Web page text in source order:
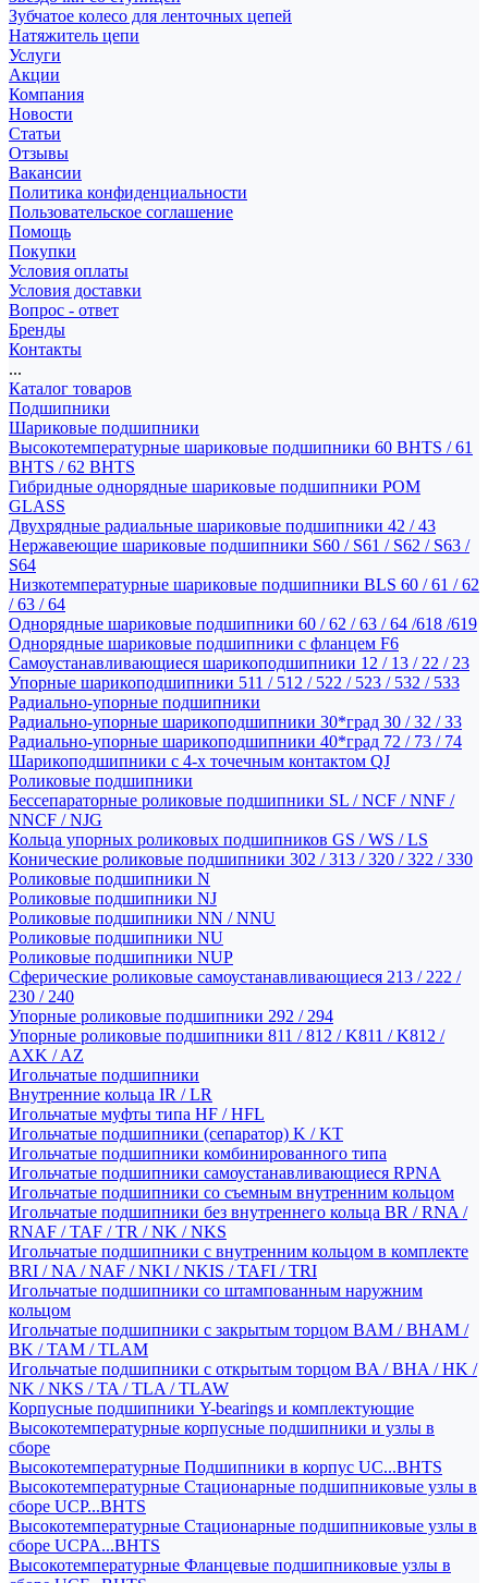
Зубчатое колесо для ленточных цепей
Натяжитель цепи
Услуги
Акции
Компания
Новости
Статьи
Отзывы
Вакансии
Политика конфиденциальности
Пользовательское соглашение
Помощь
Покупки
Условия оплаты
Условия доставки
Вопрос - ответ
Бренды
Контакты
...
Каталог товаров
Подшипники
Шариковые подшипники
Высокотемпературные шариковые подшипники 60 BHTS / 61
BHTS / 62 BHTS
Гибридные однорядные шариковые подшипники POM
GLASS
Двухрядные радиальные шариковые подшипники 42 / 43
Нержавеющие шариковые подшипники S60 / S61 / S62 / S63 /
S64
Низкотемпературные шариковые подшипники BLS 60 / 61 / 62
/ 63 / 64
Однорядные шариковые подшипники 60 / 62 / 63 / 64 /618 /619
Однорядные шариковые подшипники с фланцем F6
Самоустанавливающиеся шарикоподшипники 12 / 13 / 22 / 23
Упорные шарикоподшипники 511 / 512 / 522 / 523 / 532 / 533
Радиально-упорные подшипники
Радиально-упорные шарикоподшипники 30*град 30 / 32 / 33
Радиально-упорные шарикоподшипники 40*град 72 / 73 / 74
Шарикоподшипники с 4-х точечным контактом QJ
Роликовые подшипники
Бессепараторные роликовые подшипники SL / NCF / NNF /
NNCF / NJG
Кольца упорных роликовых подшипников GS / WS / LS
Конические роликовые подшипники 302 / 313 / 320 / 322 / 330
Роликовые подшипники N
Роликовые подшипники NJ
Роликовые подшипники NN / NNU
Роликовые подшипники NU
Роликовые подшипники NUP
Сферические роликовые самоустанавливающиеся 213 / 222 /
230 / 240
Упорные роликовые подшипники 292 / 294
Упорные роликовые подшипники 811 / 812 / K811 / K812 /
AXK / AZ
Игольчатые подшипники
Внутренние кольца IR / LR
Игольчатые муфты типа HF / HFL
Игольчатые подшипники (сепаратор) K / KT
Игольчатые подшипники комбинированного типа
Игольчатые подшипники самоустанавливающиеся RPNA
Игольчатые подшипники со съемным внутренним кольцом
Игольчатые подшипники без внутреннего кольца BR / RNA /
RNAF / TAF / TR / NK / NKS
Игольчатые подшипники с внутренним кольцом в комплекте
BRI / NA / NAF / NKI / NKIS / TAFI / TRI
Игольчатые подшипники со штампованным наружним
кольцом
Игольчатые подшипники с закрытым торцом BAM / BHAM /
BK / TAM / TLAM
Игольчатые подшипники с открытым торцом BA / BHA / HK /
NK / NKS / TA / TLA / TLAW
Корпусные подшипники Y-bearings и комплектующие
Высокотемпературные корпусные подшипники и узлы в
сборе
Высокотемпературные Подшипники в корпус UC...BHTS
Высокотемпературные Стационарные подшипниковые узлы в
сборе UCP...BHTS
Высокотемпературные Стационарные подшипниковые узлы в
сборе UCPA...BHTS
Высокотемпературные Фланцевые подшипниковые узлы в